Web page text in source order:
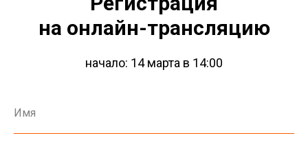
на онлайн-трансляцию
начало: 14 марта в 14:00